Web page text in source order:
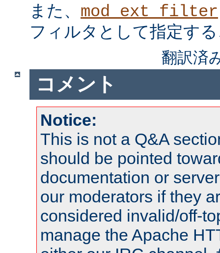
また、 mod_ext_filter
フィルタとして指定す
翻訳済
コメント
Notice:
This is not a Q&A
should be pointed
documentation or
our moderators if they
considered invalid/off-
manage the Apache